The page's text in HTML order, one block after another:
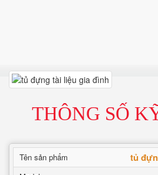
THÔNG SỐ
Tên sản phẩm tủ